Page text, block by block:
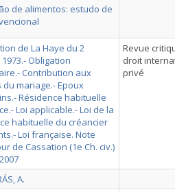
de alimentos: estudo de
de La Haye du 2
Obligation
Contribution aux
du mariage.- Epoux
Résidence habituelle
Loi applicable.- Loi de la
habituelle du créancier
Loi française. Note
de Cassation (1e Ch. civ.)
Revue
droit
privé
A.